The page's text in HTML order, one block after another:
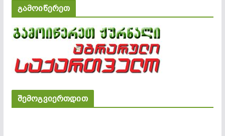
გამოიწერეთ
შემოგვიერთდით